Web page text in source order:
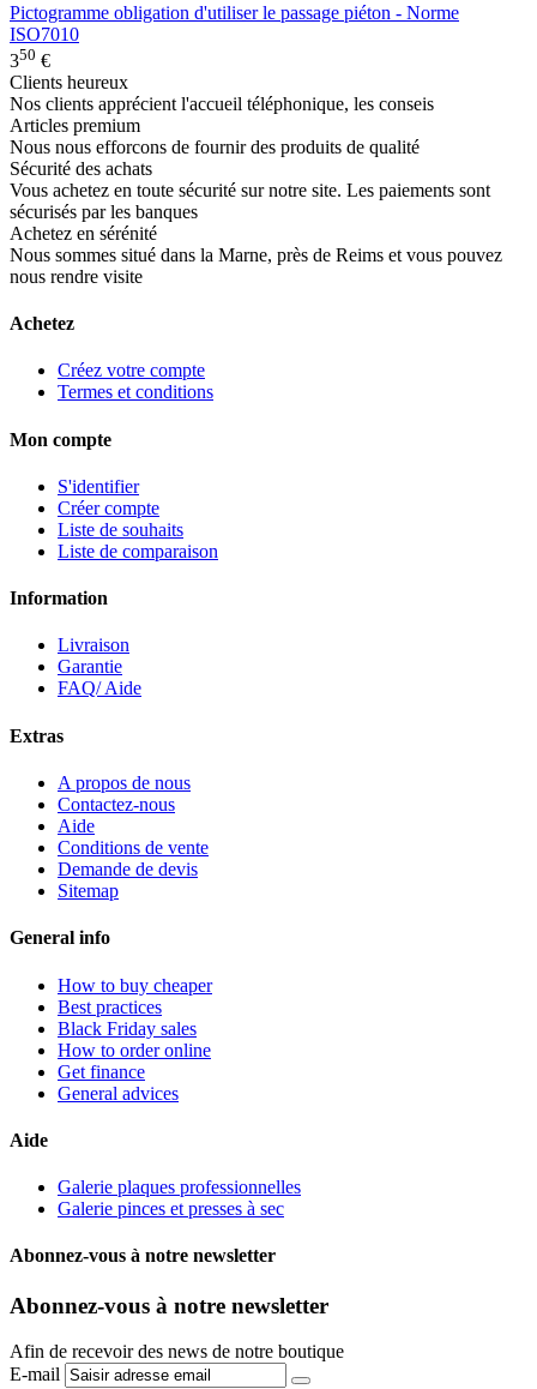
Pictogramme obligation d'utiliser le passage piéton - Norme
ISO7010
350 €
Clients heureux
Nos clients apprécient l'accueil téléphonique, les conseis
Articles premium
Nous nous efforcons de fournir des produits de qualité
Sécurité des achats
Vous achetez en toute sécurité sur notre site. Les paiements sont
sécurisés par les banques
Achetez en sérénité
Nous sommes situé dans la Marne, près de Reims et vous pouvez
nous rendre visite
Achetez
Créez votre compte
Termes et conditions
Mon compte
S'identifier
Créer compte
Liste de souhaits
Liste de comparaison
Information
Livraison
Garantie
FAQ/ Aide
Extras
A propos de nous
Contactez-nous
Aide
Conditions de vente
Demande de devis
Sitemap
General info
How to buy cheaper
Best practices
Black Friday sales
How to order online
Get finance
General advices
Aide
Galerie plaques professionnelles
Galerie pinces et presses à sec
Abonnez-vous à notre newsletter
Abonnez-vous à notre newsletter
Afin de recevoir des news de notre boutique
E-mail